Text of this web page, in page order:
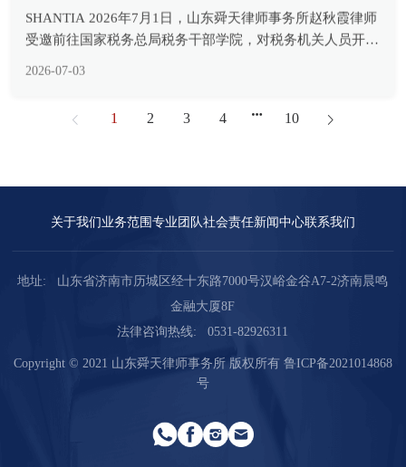
《税收协定实案解析与争议应对》专题培训。 国家税务总
局税务干部学院是国家税务总局国际税务培训中心，同时也
是经济合作与发...
2026-07-03
1 2 3 4 10
关于我们 业务范围 专业团队社会责任新闻中心联系我们
地址:
山东省济南市历城区经十东路7000号汉峪金谷A7-2济南晨鸣
金融大厦8F
法律咨询热线:
0531-82926311
Copyright © 2021 山东舜天律师事务所 版权所有 鲁ICP备2021014868
号